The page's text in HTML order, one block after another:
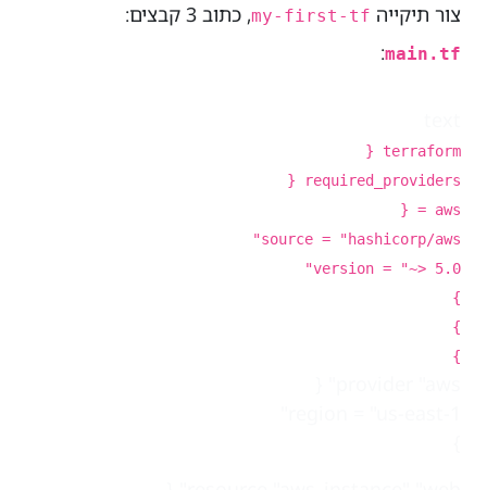
צור תיקייה my-first-tf, כתוב 3 קבצים:
main.tf
:
terraform {
required_providers {
aws = {
source = "hashicorp/aws"
version = "~> 5.0"
}
}
}